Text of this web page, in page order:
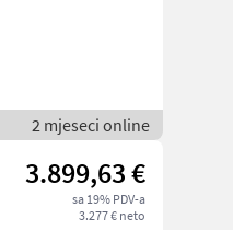
2 mjeseci online
3.899,63 €
sa 19% PDV-a
3.277 € neto